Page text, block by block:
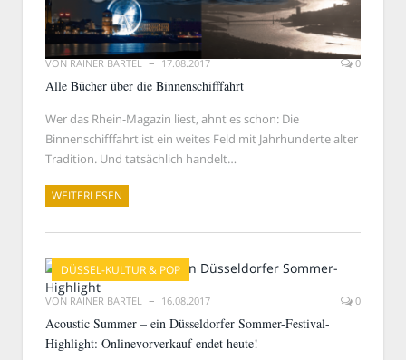
VONRAINER BARTEL 17.08.2017 0
Alle Bücher über die Binnenschifffahrt
Wer das Rhein-Magazin liest, ahnt es schon: Die
Binnenschifffahrt ist ein weites Feld mit Jahrhunderte alter
Tradition. Und tatsächlich handelt…
WEITERLESEN
DÜSSEL-KULTUR & POP
VON RAINER BARTEL 16.08.2017 0
Acoustic Summer – ein Düsseldorfer Sommer-Festival-
Highlight: Onlinevorverkauf endet heute!